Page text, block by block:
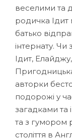
веселими та
родичка Ідит
батько
інтернату. Чи
Ідит,
Пригодницька
авторки
подорожі у
загадками та
та з гумором
століття в